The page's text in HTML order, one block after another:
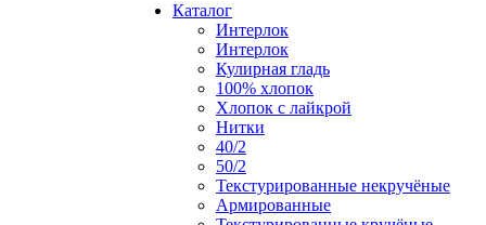
Каталог
Интерлок
Интерлок
Кулирная гладь
100% хлопок
Хлопок с лайкрой
Нитки
40/2
50/2
Текстурированные некручёные
Армированные